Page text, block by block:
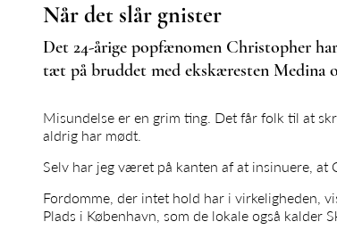
Når det slår gnister
Det 24-årige popfænomen Christopher
tæt på bruddet med ekskæresten Medina
Misundelse er en grim ting. Det får folk til at
aldrig har mødt.
Selv har jeg været på kanten af at insinuere,
Fordomme, der intet hold har i virkeligheden,
Plads i København, som de lokale også kalder